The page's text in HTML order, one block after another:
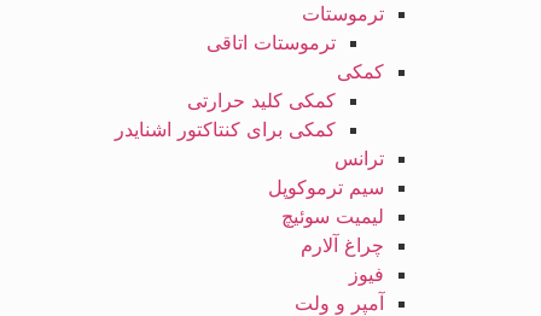
ترموستات
ترموستات اتاقی
کمکی
کمکی کلید حرارتی
کمکی برای کنتاکتور اشنایدر
ترانس
سیم ترموکوپل
لیمیت سوئیچ
چراغ آلارم
فیوز
آمپر و ولت